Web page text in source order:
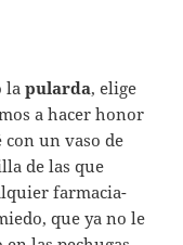
lapularda, elige
a hacer honor
con un vaso de
de las que
farmacia-
que ya no le